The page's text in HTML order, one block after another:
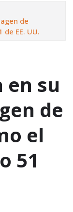
de
EE. UU.
su
de
el
51